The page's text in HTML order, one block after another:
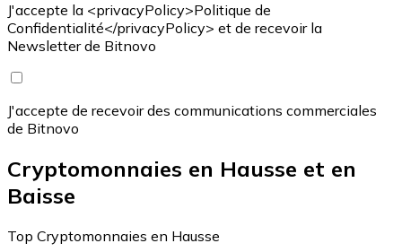
J'accepte la <privacyPolicy>Politique de
Confidentialité</privacyPolicy> et de recevoir la
Newsletter de Bitnovo
J'accepte de recevoir des communications commerciales
de Bitnovo
Cryptomonnaies en Hausse et en
Baisse
Top Cryptomonnaies en Hausse